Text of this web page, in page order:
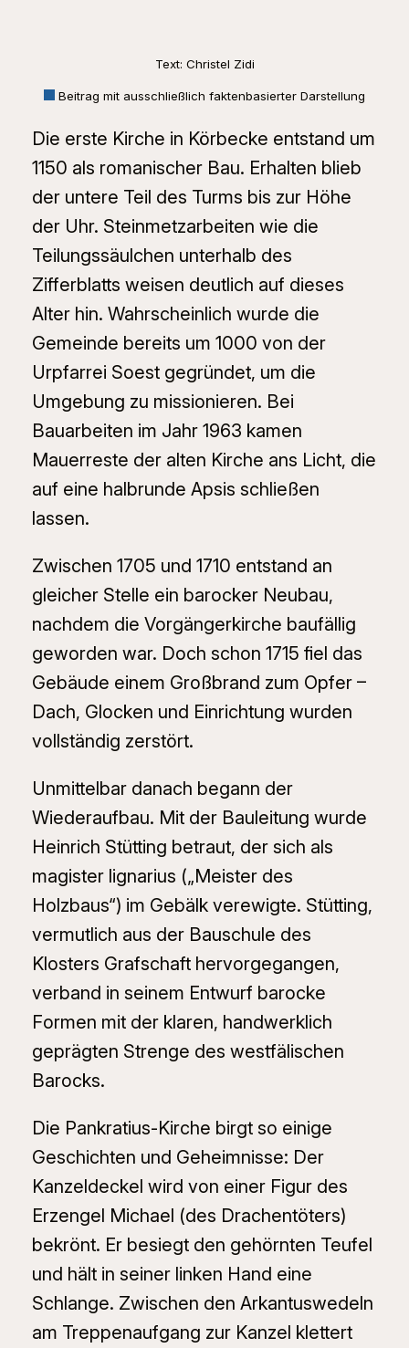
Text: Christel Zidi
Beitrag mit ausschließlich faktenbasierter Darstellung
​Die erste Kirche in Körbecke entstand um
1150 als romanischer Bau. Erhalten blieb
der untere Teil des Turms bis zur Höhe
der Uhr. Steinmetzarbeiten wie die
Teilungssäulchen unterhalb des
Zifferblatts weisen deutlich auf dieses
Alter hin. Wahrscheinlich wurde die
Gemeinde bereits um 1000 von der
Urpfarrei Soest gegründet, um die
Umgebung zu missionieren. Bei
Bauarbeiten im Jahr 1963 kamen
Mauerreste der alten Kirche ans Licht, die
auf eine halbrunde Apsis schließen
lassen.
Zwischen 1705 und 1710 entstand an
gleicher Stelle ein barocker Neubau,
nachdem die Vorgängerkirche baufällig
geworden war. Doch schon 1715 fiel das
Gebäude einem Großbrand zum Opfer –
Dach, Glocken und Einrichtung wurden
vollständig zerstört.
Unmittelbar danach begann der
Wiederaufbau. Mit der Bauleitung wurde
Heinrich Stütting betraut, der sich als
magister lignarius („Meister des
Holzbaus“) im Gebälk verewigte. Stütting,
vermutlich aus der Bauschule des
Klosters Grafschaft hervorgegangen,
verband in seinem Entwurf barocke
Formen mit der klaren, handwerklich
geprägten Strenge des westfälischen
Barocks.
Die Pankratius-Kirche birgt so einige
Geschichten und Geheimnisse: Der
Kanzeldeckel wird von einer Figur des
Erzengel Michael (des Drachentöters)
bekrönt. Er besiegt den gehörnten Teufel
und hält in seiner linken Hand eine
Schlange. Zwischen den Arkantuswedeln
am Treppenaufgang zur Kanzel klettert